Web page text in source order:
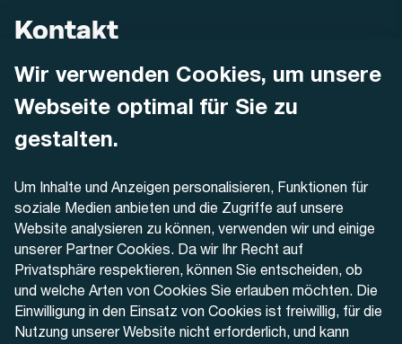
Wir verwenden Cookies, um unsere
Webseite optimal für Sie zu
gestalten.
Um Inhalte und Anzeigen personalisieren, Funktionen für
soziale Medien anbieten und die Zugriffe auf unsere
Website analysieren zu können, verwenden wir und einige
unserer Partner Cookies. Da wir Ihr Recht auf
Privatsphäre respektieren, können Sie entscheiden, ob
und welche Arten von Cookies Sie erlauben möchten. Die
Einwilligung in den Einsatz von Cookies ist freiwillig, für die
Nutzung unserer Website nicht erforderlich, und kann
Kontakt
AREMO
Dornacherstrasse 48
4500 Solothurn
+41 32 622 37 22
Kontaktformular